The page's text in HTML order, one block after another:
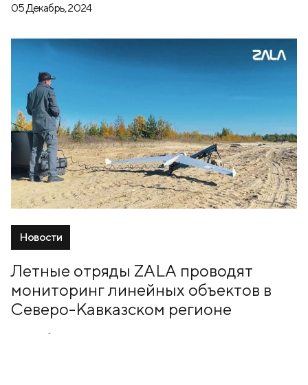
05 Декабрь, 2024
Новости
Летные отряды ZALA проводят
мониторинг линейных объектов в
Северо-Кавказском регионе
10 Декабрь, 2024